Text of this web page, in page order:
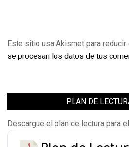
Este sitio usa Akismet para reducir
se procesan los datos de tus
PLAN DE
Descargue el plan de lectura para